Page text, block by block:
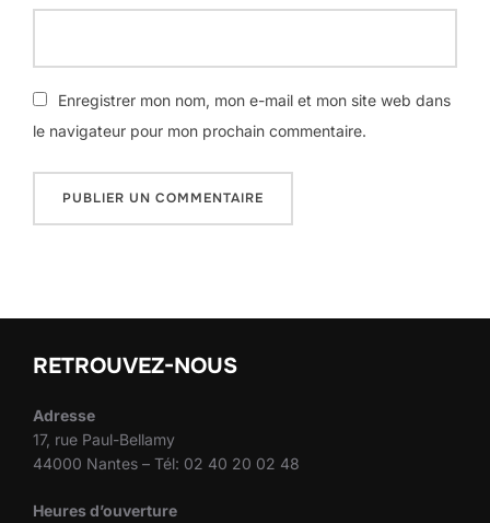
Enregistrer mon nom, mon e-mail et mon site web dans
le navigateur pour mon prochain commentaire.
RETROUVEZ-NOUS
Adresse
17, rue Paul-Bellamy
44000 Nantes – Tél: 02 40 20 02 48
Heures d’ouverture